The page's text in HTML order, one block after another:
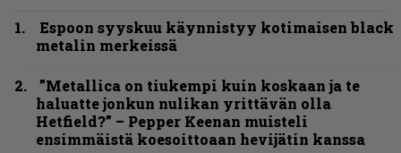
Espoon syyskuu käynnistyy kotimaisen black
metalin merkeissä
”Metallica on tiukempi kuin koskaan ja te
haluatte jonkun nulikan yrittävän olla
Hetfield?” – Pepper Keenan muisteli
ensimmäistä koesoittoaan hevijätin kanssa